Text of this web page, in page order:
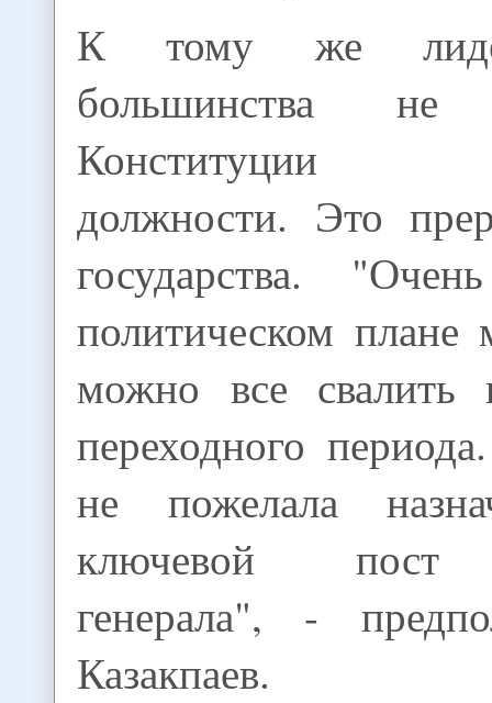
К тому же
большинства
Конституции
должности. Это
государства.
политическом плане
можно все свалить
переходного
не пожелала
ключевой пост
генерала", -
Казакпаев.